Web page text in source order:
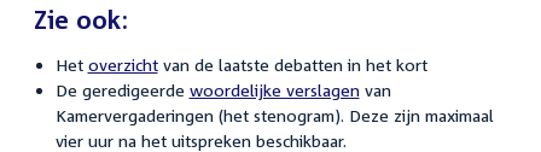
Zie ook:
Het overzichtvan de laatste debatten in het kort
De geredigeerde woordelijke verslagenvan
Kamervergaderingen (het stenogram). Deze zijn maximaal
vier uur na het uitspreken beschikbaar.